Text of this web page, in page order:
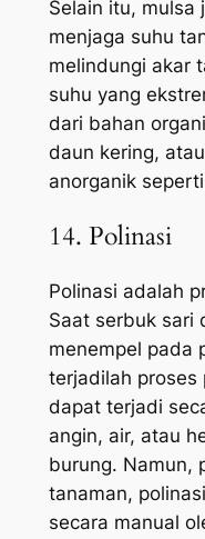
Selain itu, mulsa
menjaga suhu
melindungi akar
suhu yang
dari bahan
daun kering,
anorganik
14. Polinasi
Polinasi adalah
Saat serbuk sari
menempel pada
terjadilah proses
dapat terjadi
angin, air, atau
burung. Namun,
tanaman,
secara manual